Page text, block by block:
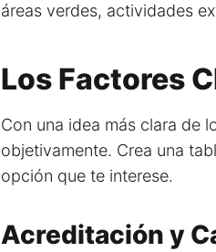
áreas verdes, actividades
Los Factores
Con una idea más clara de
objetivamente. Crea una
opción que te interese.
Acreditación y